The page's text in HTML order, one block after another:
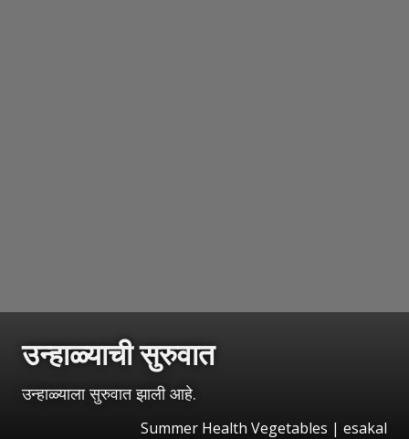
उन्हाळ्याची सुरुवात
उन्हाळ्याला सुरुवात झाली आहे.
Summer Health Vegetables | esakal